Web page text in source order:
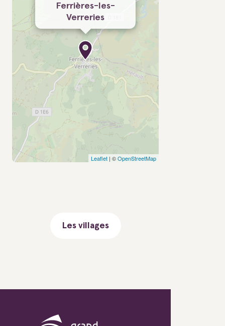
Ferrières-les-
Verreries
Leaflet | ©OpenStreetMap
Les villages